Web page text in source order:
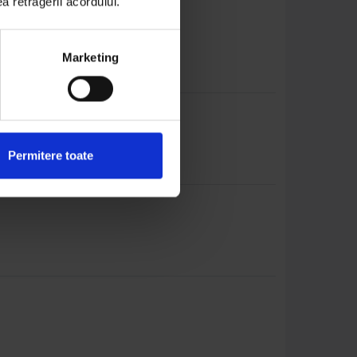
Marketing
Permitere toate